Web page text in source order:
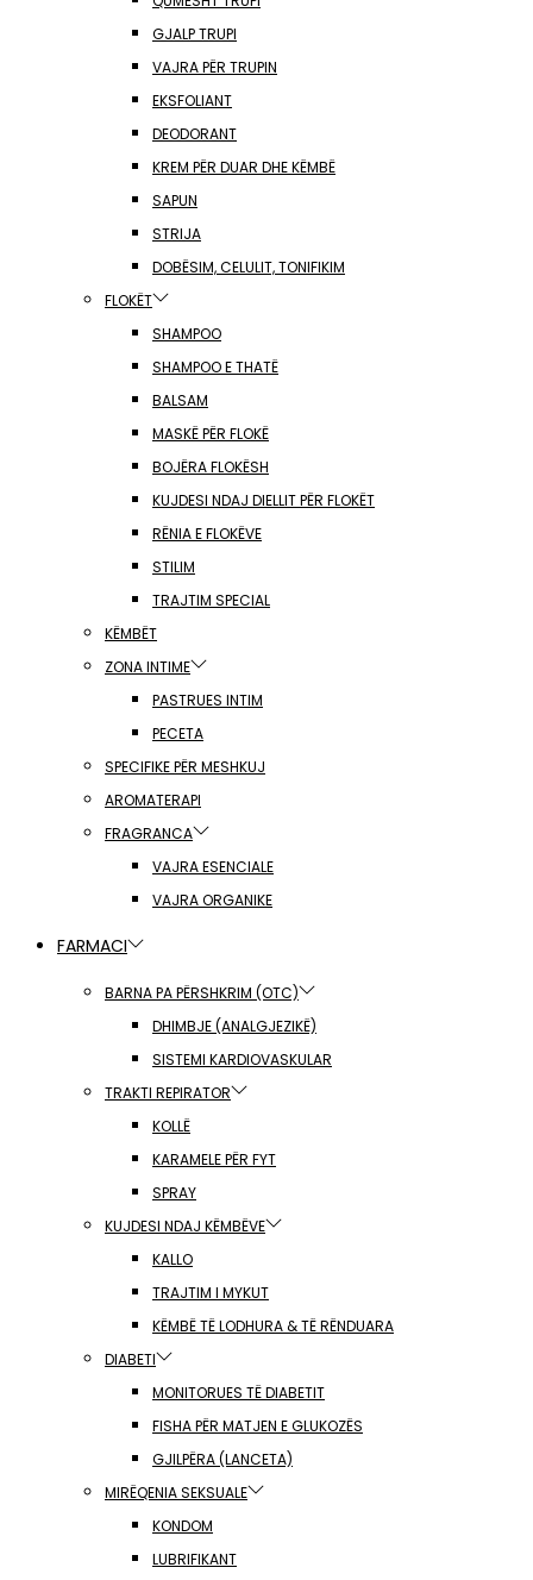
GJALP TRUPI
VAJRA PËR TRUPIN
EKSFOLIANT
DEODORANT
KREM PËR DUAR DHE KËMBË
SAPUN
STRIJA
DOBËSIM, CELULIT, TONIFIKIM
FLOKËT
SHAMPOO
SHAMPOO E THATË
BALSAM
MASKË PËR FLOKË
BOJËRA FLOKËSH
KUJDESI NDAJ DIELLIT PËR FLOKËT
RËNIA E FLOKËVE
STILIM
TRAJTIM SPECIAL
KËMBËT
ZONA INTIME
PASTRUES INTIM
PECETA
SPECIFIKE PËR MESHKUJ
AROMATERAPI
FRAGRANCA
VAJRA ESENCIALE
VAJRA ORGANIKE
FARMACI
BARNA PA PËRSHKRIM (OTC)
DHIMBJE (ANALGJEZIKË)
SISTEMI KARDIOVASKULAR
TRAKTI REPIRATOR
KOLLË
KARAMELE PËR FYT
SPRAY
KUJDESI NDAJ KËMBËVE
KALLO
TRAJTIM I MYKUT
KËMBË TË LODHURA & TË RËNDUARA
DIABETI
MONITORUES TË DIABETIT
FISHA PËR MATJEN E GLUKOZËS
GJILPËRA (LANCETA)
MIRËQENIA SEKSUALE
KONDOM
LUBRIFIKANT